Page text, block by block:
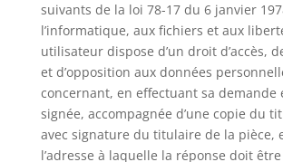
suivants de la loi 78-17 du 6 janvier
l’informatique, aux fichiers et aux
utilisateur dispose d’un droit d’accès,
et d’opposition aux données
concernant, en effectuant sa demande
signée, accompagnée d’une copie du
avec signature du titulaire de la pièce,
l’adresse à laquelle la réponse doit